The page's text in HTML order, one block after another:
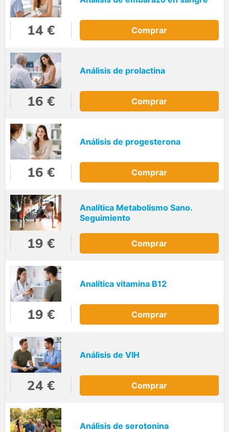
14 € Comprar
Análisis de prolactina
16 € Comprar
Análisis de progesterona
16 € Comprar
Analítica Metabolismo Sano.
Seguimiento
19 € Comprar
Analítica vitamina B12
19 € Comprar
Análisis de VIH
24 € Comprar
Análisis de serotonina